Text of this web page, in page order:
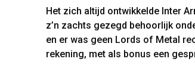
Het zich altijd ontwikkelde Inter
z’n zachts gezegd behoorlijk
en er was geen Lords of Metal
rekening, met als bonus een